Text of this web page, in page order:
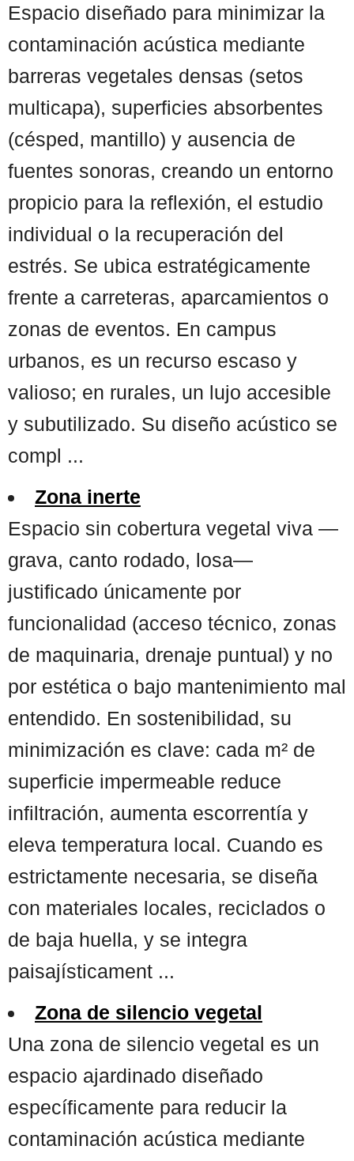
Espacio diseñado para minimizar la
contaminación acústica mediante
barreras vegetales densas (setos
multicapa), superficies absorbentes
(césped, mantillo) y ausencia de
fuentes sonoras, creando un entorno
propicio para la reflexión, el estudio
individual o la recuperación del
estrés. Se ubica estratégicamente
frente a carreteras, aparcamientos o
zonas de eventos. En campus
urbanos, es un recurso escaso y
valioso; en rurales, un lujo accesible
y subutilizado. Su diseño acústico se
compl ...
Zona inerte
Espacio sin cobertura vegetal viva —
grava, canto rodado, losa—
justificado únicamente por
funcionalidad (acceso técnico, zonas
de maquinaria, drenaje puntual) y no
por estética o bajo mantenimiento mal
entendido. En sostenibilidad, su
minimización es clave: cada m² de
superficie impermeable reduce
infiltración, aumenta escorrentía y
eleva temperatura local. Cuando es
estrictamente necesaria, se diseña
con materiales locales, reciclados o
de baja huella, y se integra
paisajísticament ...
Zona de silencio vegetal
Una zona de silencio vegetal es un
espacio ajardinado diseñado
específicamente para reducir la
contaminación acústica mediante